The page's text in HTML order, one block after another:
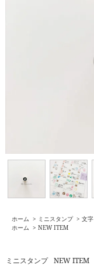
ホーム > ミニスタンプ > 文字
ホーム > NEW ITEM
ミニスタンプ NEW ITEM